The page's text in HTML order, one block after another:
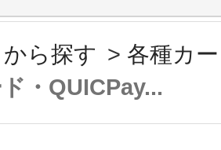
ら探す > 各種カ
・QUICPay...